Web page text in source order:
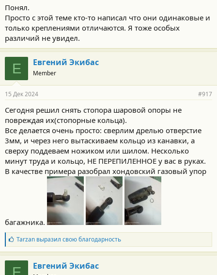
Понял.
Просто с этой теме кто-то написал что они одинаковые и
только креплениями отличаются. Я тоже особых
различий не увидел.
Е Евгений Экибас
Member
15 Дек 2024 #917
Сегодня решил снять стопора шаровой опоры не
повреждая их(стопорные кольца).
Все делается очень просто: сверлим дрелью отверстие
3мм, и через него вытаскиваем кольцо из канавки, а
сверху поддеваем ножиком или шилом. Несколько
минут труда и кольцо, НЕ ПЕРЕПИЛЕННОЕ у вас в руках.
В качестве примера разобрал хондовский газовый упор
багажника.
Б
л
а
г
о
Tarzanвыразил свою благодарность
Е Евгений Экибас